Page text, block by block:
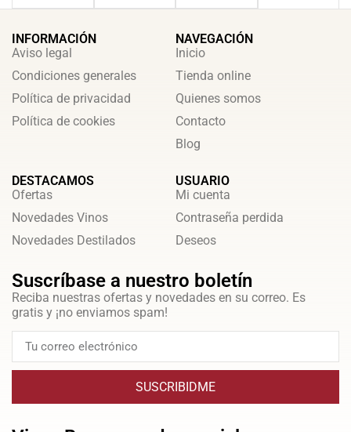
INFORMACIÓN
Aviso legal
Condiciones generales
Política de privacidad
Política de cookies
NAVEGACIÓN
Inicio
Tienda online
Quienes somos
Contacto
Blog
DESTACAMOS
Ofertas
Novedades Vinos
Novedades Destilados
USUARIO
Mi cuenta
Contraseña perdida
Deseos
Suscríbase a nuestro boletín
Reciba nuestras ofertas y novedades en su correo. Es
gratis y ¡no enviamos spam!
SUSCRIBIDME